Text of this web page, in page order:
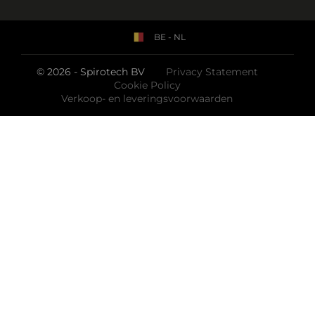
© 2026 - Spirotech BV
Privacy Statement
Cookie Policy
Verkoop- en leveringsvoorwaarden
BE - NL